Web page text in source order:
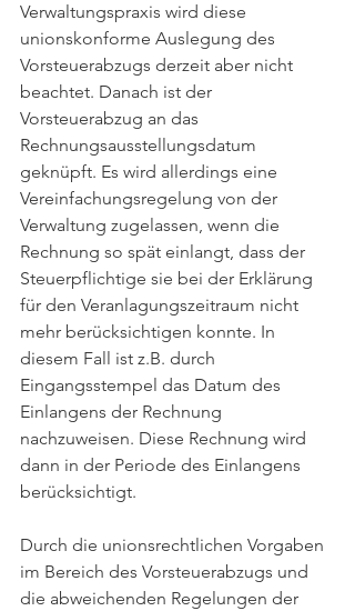
Verwaltungspraxis wird diese
unionskonforme Auslegung des
Vorsteuerabzugs derzeit aber nicht
beachtet. Danach ist der
Vorsteuerabzug an das
Rechnungsausstellungsdatum
geknüpft. Es wird allerdings eine
Vereinfachungsregelung von der
Verwaltung zugelassen, wenn die
Rechnung so spät einlangt, dass der
Steuerpflichtige sie bei der Erklärung
für den Veranlagungszeitraum nicht
mehr berücksichtigen konnte. In
diesem Fall ist z.B. durch
Eingangsstempel das Datum des
Einlangens der Rechnung
nachzuweisen. Diese Rechnung wird
dann in der Periode des Einlangens
berücksichtigt.
Durch die unionsrechtlichen Vorgaben
im Bereich des Vorsteuerabzugs und
die abweichenden Regelungen der